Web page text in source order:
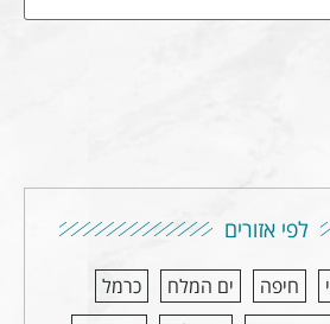
לפי אזורים
חיפה ים המלח
כרמל